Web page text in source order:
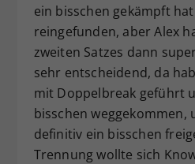
ein bisschen gekämpft
reingefunden, aber Alex
zweiten Satzes dann
sehr entscheidend, da
mit Doppelbreak geführt
bisschen weggekommen,
definitiv ein bisschen
Trennung wollte sich